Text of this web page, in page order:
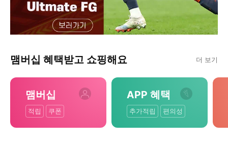
맴버십 혜택받고 쇼핑해요 더 보기
맴버십
적립 쿠폰
APP 혜택
추가적립 편의성